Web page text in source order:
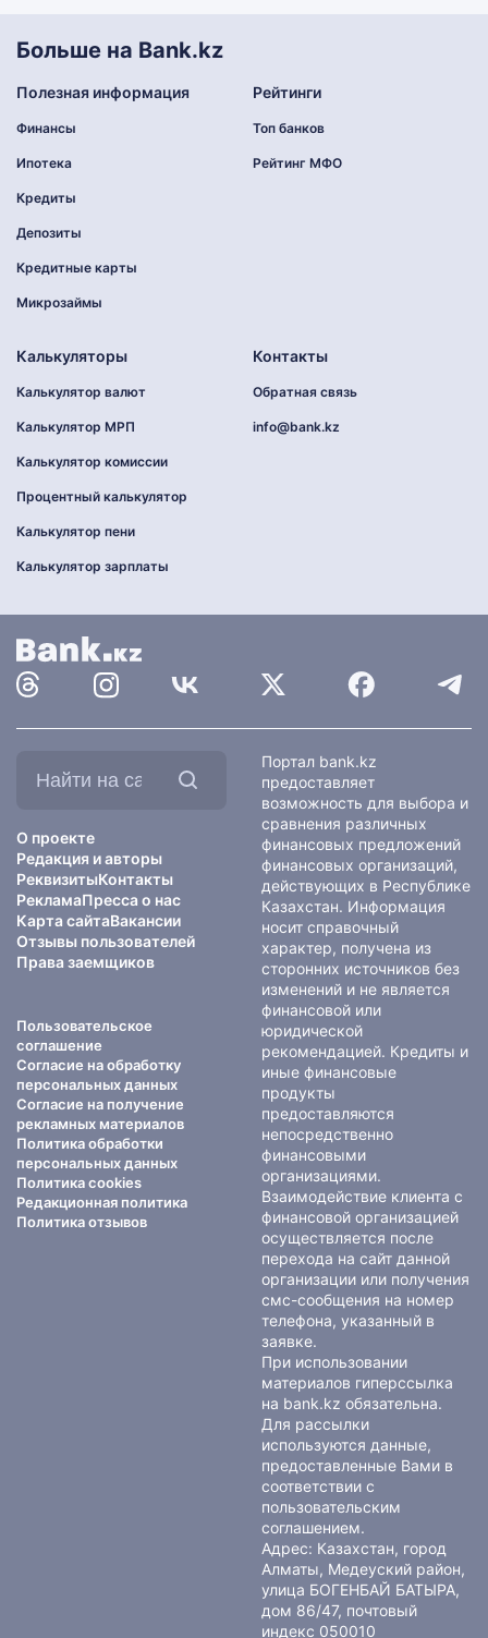
Больше на Bank.kz
Полезная информация
Финансы
Ипотека
Кредиты
Депозиты
Кредитные карты
Микрозаймы
Рейтинги
Топ банков
Рейтинг МФО
Калькуляторы
Калькулятор валют
Калькулятор МРП
Калькулятор комиссии
Процентный калькулятор
Калькулятор пени
Калькулятор зарплаты
Контакты
Обратная связь
info@bank.kz
О проекте
Редакция и авторы
РеквизитыКонтакты
РекламаПресса о нас
Карта сайтаВакансии
Отзывы пользователей
Права заемщиков
Пользовательское
соглашение
Согласие на обработку
персональных данных
Согласие на получение
рекламных материалов
Политика обработки
персональных данных
Политика cookies
Редакционная политика
Политика отзывов
Портал bank.kz
предоставляет
возможность для выбора и
сравнения различных
финансовых предложений
финансовых организаций,
действующих в Республике
Казахстан. Информация
носит справочный
характер, получена из
сторонних источников без
изменений и не является
финансовой или
юридической
рекомендацией. Кредиты и
иные финансовые
продукты
предоставляются
непосредственно
финансовыми
организациями.
Взаимодействие клиента с
финансовой организацией
осуществляется после
перехода на сайт данной
организации или получения
смс-сообщения на номер
телефона, указанный в
заявке.
При использовании
материалов гиперссылка
на bank.kz обязательна.
Для рассылки
используются данные,
предоставленные Вами в
соответствии с
пользовательским
соглашением.
Адрес: Казахстан, город
Алматы, Медеуский район,
улица БОГЕНБАЙ БАТЫРА,
дом 86/47, почтовый
индекс 050010